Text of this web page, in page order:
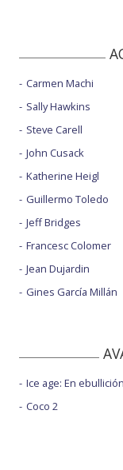
Carmen Machi
Sally Hawkins
Steve Carell
John Cusack
Katherine Heigl
Guillermo Toledo
Jeff Bridges
Francesc Colomer
Jean Dujardin
Gines García Millán
Ice age: En ebullición
Coco 2